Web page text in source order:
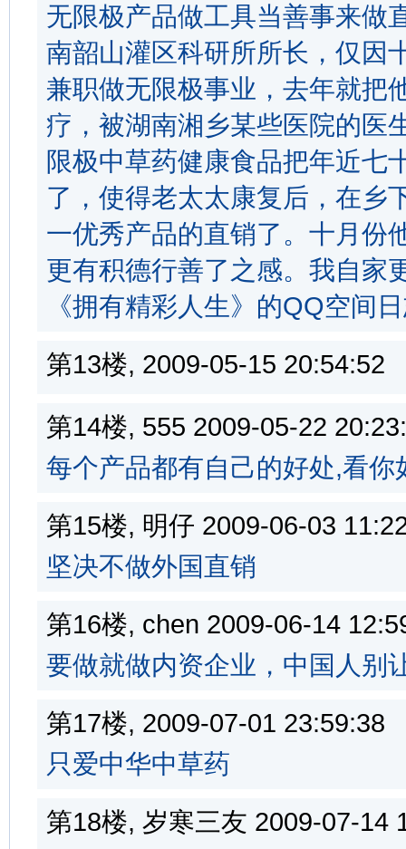
无限极产品做工具当善事来做
南韶山灌区科研所所长，仅因
兼职做无限极事业，去年就把
疗，被湖南湘乡某些医院的医
限极中草药健康食品把年近七
了，使得老太太康复后，在乡
一优秀产品的直销了。十月份
更有积德行善了之感。我自家
《拥有精彩人生》的QQ空间
第13楼, 2009-05-15
第14楼, 555 2009-05-22
每个产品都有自己的好处,看你
第15楼, 明仔 2009-06-03
坚决不做外国直销
第16楼, chen 2009-06-14
要做就做内资企业，中国人别
第17楼, 2009-07-01
只爱中华中草药
第18楼, 岁寒三友 2009-07-